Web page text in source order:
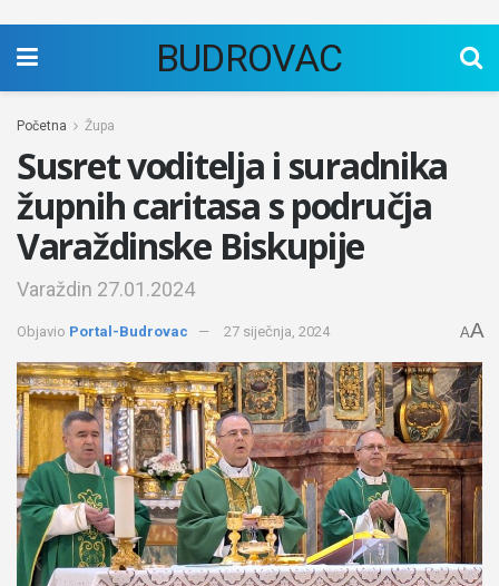
BUDROVAC
Početna Župa
Susret voditelja i suradnika
župnih caritasa s područja
Varaždinske Biskupije
Varaždin 27.01.2024
Objavio Portal-Budrovac 27 siječnja, 2024 AA